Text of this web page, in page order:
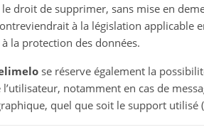
droit de supprimer, sans mise en
à la législation applicable
la protection des données.
se réserve également la
notamment en cas de
quel que soit le support utilisé